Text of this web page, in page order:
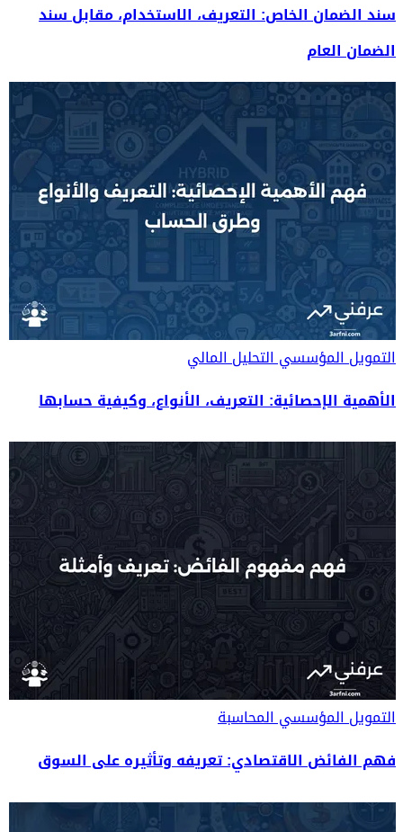
سند الضمان الخاص: التعريف، الاستخدام، مقابل سند
الضمان العام
التمويل المؤسسيالتحليل المالي
الأهمية الإحصائية: التعريف، الأنواع، وكيفية حسابها
التمويل المؤسسيالمحاسبة
فهم الفائض الاقتصادي: تعريفه وتأثيره على السوق